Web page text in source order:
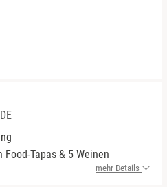
Tapas & 5 Weinen
mehr Details